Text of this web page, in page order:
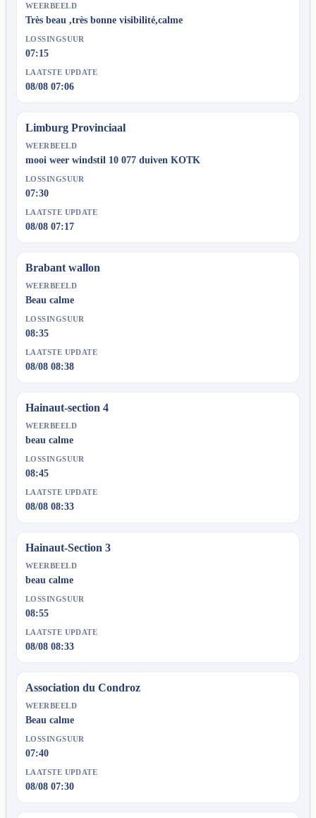
WEERBEELD
Très beau ,très bonne visibilité,calme
LOSSINGSUUR
07:15
LAATSTE UPDATE
08/08 07:06
Limburg Provinciaal
WEERBEELD
mooi weer windstil 10 077 duiven KOTK
LOSSINGSUUR
07:30
LAATSTE UPDATE
08/08 07:17
Brabant wallon
WEERBEELD
Beau calme
LOSSINGSUUR
08:35
LAATSTE UPDATE
08/08 08:38
Hainaut-section 4
WEERBEELD
beau calme
LOSSINGSUUR
08:45
LAATSTE UPDATE
08/08 08:33
Hainaut-Section 3
WEERBEELD
beau calme
LOSSINGSUUR
08:55
LAATSTE UPDATE
08/08 08:33
Association du Condroz
WEERBEELD
Beau calme
LOSSINGSUUR
07:40
LAATSTE UPDATE
08/08 07:30